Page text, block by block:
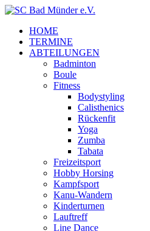
HOME
TERMINE
ABTEILUNGEN
Badminton
Boule
Fitness
Bodystyling
Calisthenics
Rückenfit
Yoga
Zumba
Tabata
Freizeitsport
Hobby Horsing
Kampfsport
Kanu-Wandern
Kinderturnen
Lauftreff
Line Dance